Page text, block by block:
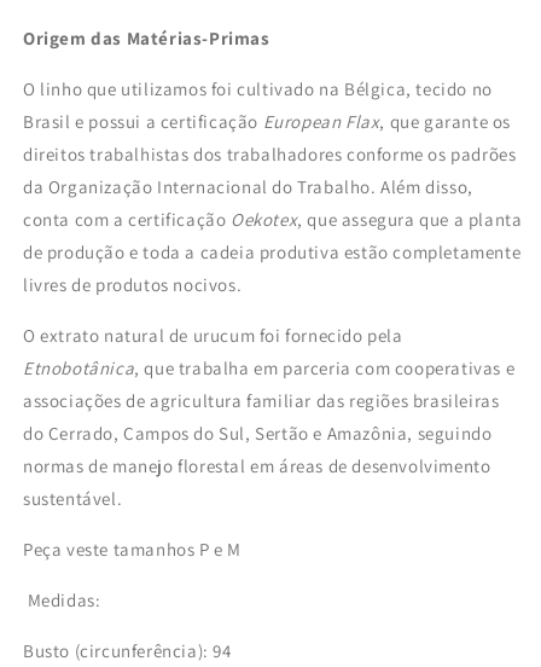
Origem das Matérias-Primas
O linho que utilizamos foi cultivado na Bélgica, tecido no
Brasil e possui a certificação European Flax, que garante os
direitos trabalhistas dos trabalhadores conforme os padrões
da Organização Internacional do Trabalho. Além disso,
conta com a certificação Oekotex, que assegura que a planta
de produção e toda a cadeia produtiva estão completamente
livres de produtos nocivos.
O extrato natural de urucum foi fornecido pela
Etnobotânica, que trabalha em parceria com cooperativas e
associações de agricultura familiar das regiões brasileiras
do Cerrado, Campos do Sul, Sertão e Amazônia, seguindo
normas de manejo florestal em áreas de desenvolvimento
sustentável.
Peça veste tamanhos P e M
Medidas:
Busto (circunferência): 94